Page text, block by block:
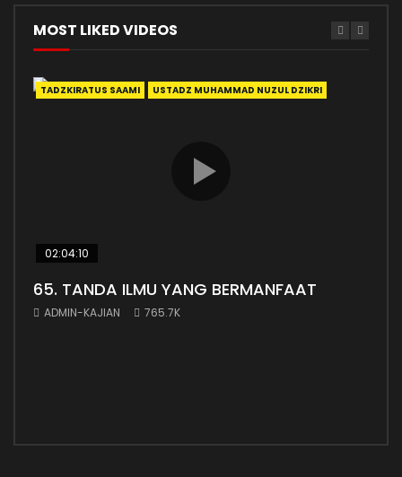
MOST LIKED VIDEOS
TADZKIRATUS SAAMI USTADZ MUHAMMAD NUZUL DZIKRI
02:04:10
65. TANDA ILMU YANG BERMANFAAT
ADMIN-KAJIAN 765.7K